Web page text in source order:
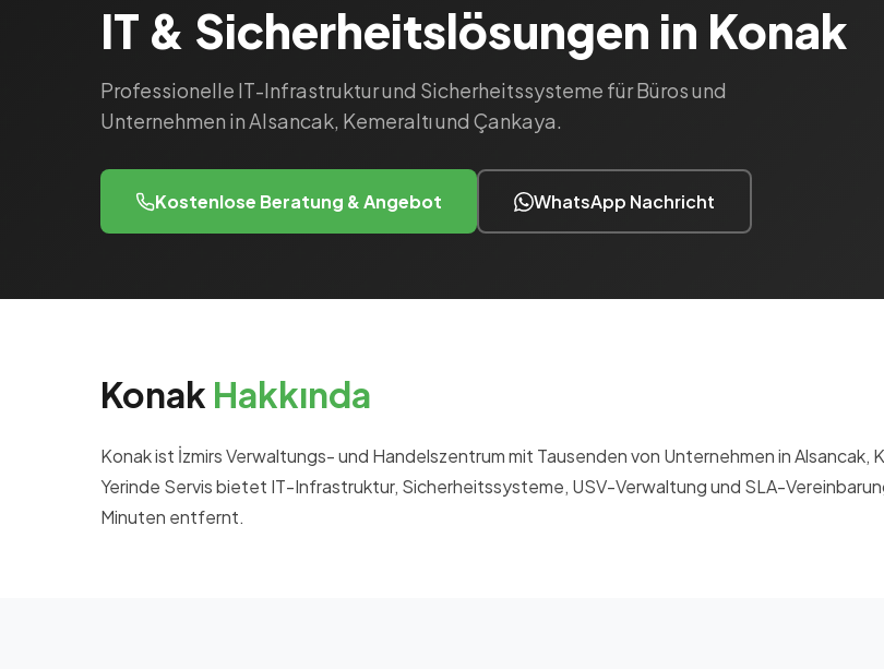
IT & Sicherheitslösungen in Konak
Professionelle IT-Infrastruktur und Sicherheitssysteme für Büros und
Unternehmen in Alsancak, Kemeraltı und Çankaya.
Kostenlose Beratung & Angebot WhatsApp Nachricht
Konak Hakkında
Konak ist İzmirs Verwaltungs- und Handelszentrum mit Tausenden von Unternehmen in Alsancak,
Yerinde Servis bietet IT-Infrastruktur, Sicherheitssysteme, USV-Verwaltung und SLA-
Minuten entfernt.